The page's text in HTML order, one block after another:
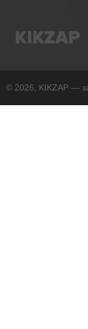
KIKZAP
© 2026, KIKZAP —